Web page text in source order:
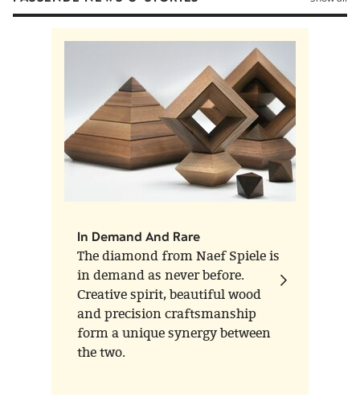
In Demand And Rare
The diamond from Naef Spiele is
in demand as never before.
Creative spirit, beautiful wood
and precision craftsmanship
form a unique synergy between
the two.